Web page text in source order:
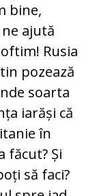
bine,
ajută
Rusia
pozează
soarta
iarăși că
în
făcut? Și
să faci?